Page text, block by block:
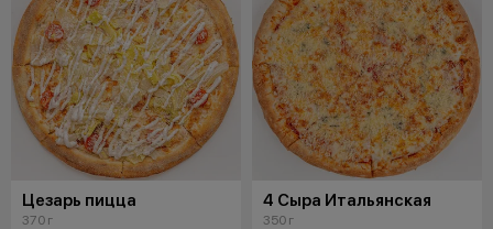
Цезарь пицца
370 г
4 Сыра Итальянская
350 г